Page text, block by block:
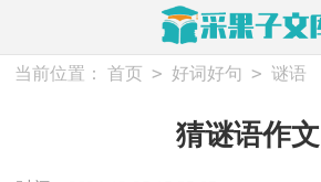
当前位置： 首页 > 好词好句 > 谜语
猜谜语作文